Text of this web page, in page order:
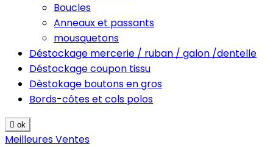
Boucles
Anneaux et passants
mousquetons
Déstockage mercerie / ruban / galon /dentelle
Déstockage coupon tissu
Dèstokage boutons en gros
Bords-côtes et cols polos
 ok
Meilleures Ventes